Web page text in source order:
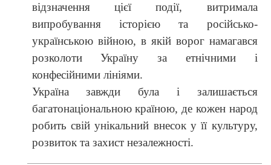
відзначення цієї події, витримала
випробування історією та російсько-
українською війною, в якій ворог намагався
розколоти Україну за етнічними і
конфесійними лініями.
Україна завжди була і залишається
багатонаціональною країною, де кожен народ
робить свій унікальний внесок у її культуру,
розвиток та захист незалежності.